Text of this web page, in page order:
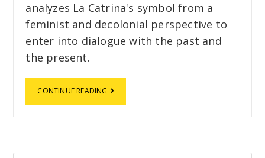
analyzes La Catrina's symbol from a
feminist and decolonial perspective to
enter into dialogue with the past and
the present.
CONTINUE READING